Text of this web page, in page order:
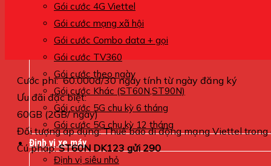
Gói cước 4G Viettel
Gói cước mạng xã hội
Gói cước Combo data + gọi
Gói cước TV360
Gói cước theo ngày
Gói cước Khác (ST60N,ST90N)
Gói cước 5G chu kỳ 6 tháng
Gói cước 5G chu kỳ 12 tháng
Định vị xe máy
Định vị siêu nhỏ
Cước phí: 60.000đ/30 ngày tính từ ngày đăng ký
Ưu đãi đặc biệt:
60GB (2GB/ ngày)
Đối tượng áp dụng: Thuê bao di động mạng Viettel
Cú pháp:ST60N DK123 gửi 290